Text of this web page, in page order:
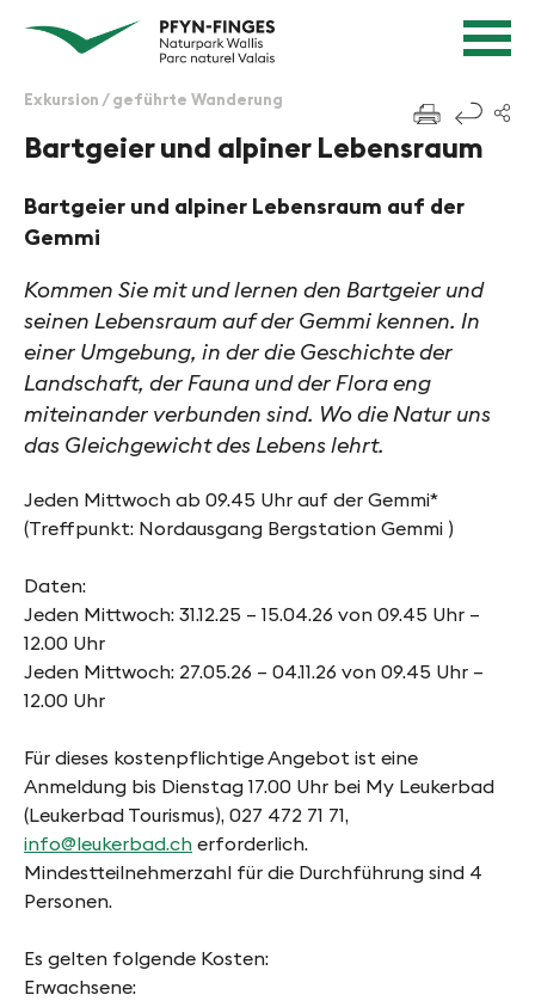
Navigieren in Pfyn-Finges
Navigation
Kontakt
Suche
f
Exkursion / geführte Wanderung
Bartgeier und alpiner Lebensraum
Bartgeier und alpiner Lebensraum auf der
Gemmi
Kommen Sie mit und lernen den Bartgeier und
seinen Lebensraum auf der Gemmi kennen. In
einer Umgebung, in der die Geschichte der
Landschaft, der Fauna und der Flora eng
miteinander verbunden sind. Wo die Natur uns
das Gleichgewicht des Lebens lehrt.
Jeden Mittwoch ab 09.45 Uhr auf der Gemmi*
(Treffpunkt: Nordausgang Bergstation Gemmi )
Daten:
Jeden Mittwoch: 31.12.25 – 15.04.26 von 09.45 Uhr –
12.00 Uhr
Jeden Mittwoch: 27.05.26 – 04.11.26 von 09.45 Uhr –
12.00 Uhr
Für dieses kostenpflichtige Angebot ist eine
Anmeldung bis Dienstag 17.00 Uhr bei My Leukerbad
(Leukerbad Tourismus), 027 472 71 71,
info@leukerbad.ch erforderlich.
Mindestteilnehmerzahl für die Durchführung sind 4
Personen.
Es gelten folgende Kosten:
Erwachsene: